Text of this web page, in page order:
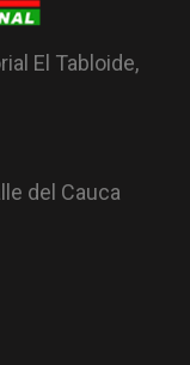
El Tabloide,
del Cauca